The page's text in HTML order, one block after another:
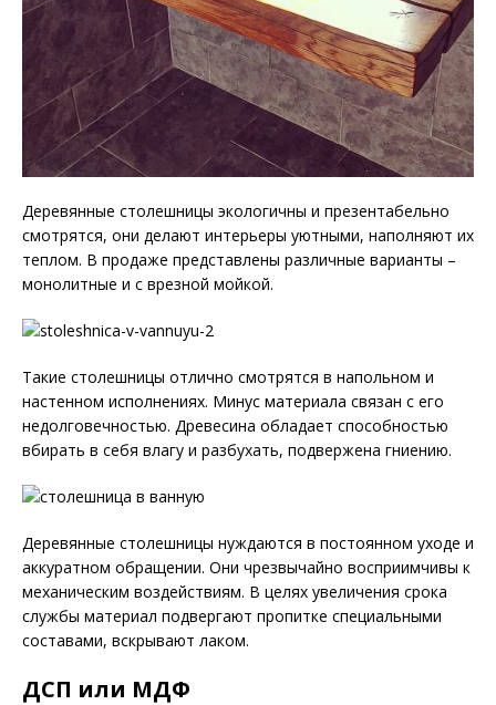
Деревянные столешницы экологичны и презентабельно
смотрятся, они делают интерьеры уютными, наполняют их
теплом. В продаже представлены различные варианты –
монолитные и с врезной мойкой.
Такие столешницы отлично смотрятся в напольном и
настенном исполнениях. Минус материала связан с его
недолговечностью. Древесина обладает способностью
вбирать в себя влагу и разбухать, подвержена гниению.
Деревянные столешницы нуждаются в постоянном уходе и
аккуратном обращении. Они чрезвычайно восприимчивы к
механическим воздействиям. В целях увеличения срока
службы материал подвергают пропитке специальными
составами, вскрывают лаком.
ДСП или МДФ